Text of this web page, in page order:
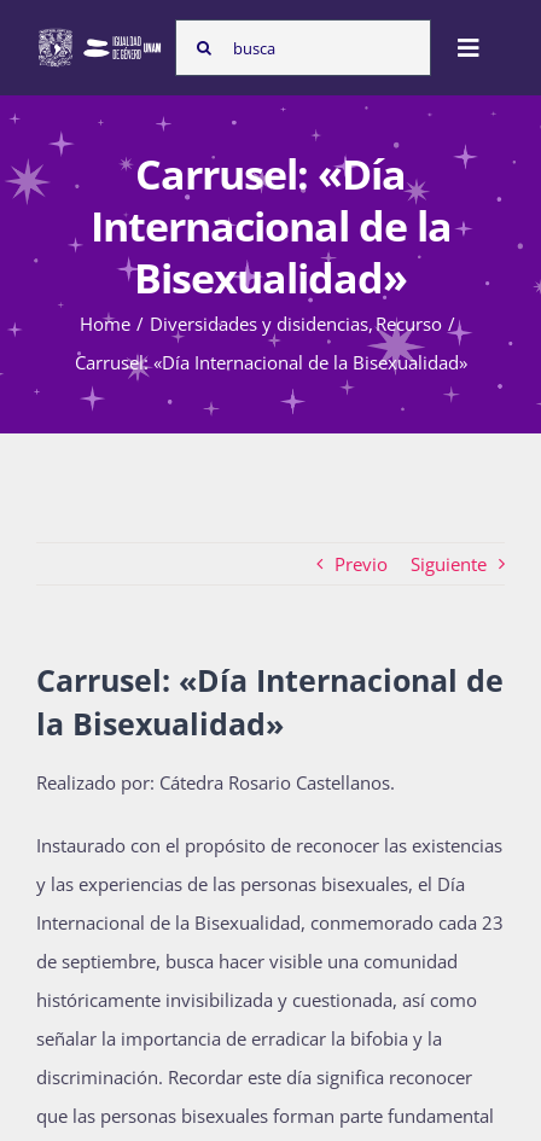
content
Search
for:
Toggle
Nosotras
Programas
Atención de la violencia de género
La Boletina
Recursos
Súmate
Publicaciones
Carrusel: «Día
Internacional de la
Bisexualidad»
Home Diversidades y disidencias Recurso
Carrusel: «Día Internacional de la Bisexualidad»
Previo Siguiente
Carrusel: «Día Internacional de
la Bisexualidad»
Realizado por: Cátedra Rosario Castellanos.
Instaurado con el propósito de reconocer las existencias
y las experiencias de las personas bisexuales, el Día
Internacional de la Bisexualidad, conmemorado cada 23
de septiembre, busca hacer visible una comunidad
históricamente invisibilizada y cuestionada, así como
señalar la importancia de erradicar la bifobia y la
discriminación. Recordar este día significa reconocer
que las personas bisexuales forman parte fundamental